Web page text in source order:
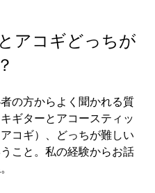
アコギどっちが
の方からよく聞かれる質
ギターとアコースティッ
コギ）、どっちが難しい
こと。私の経験からお話